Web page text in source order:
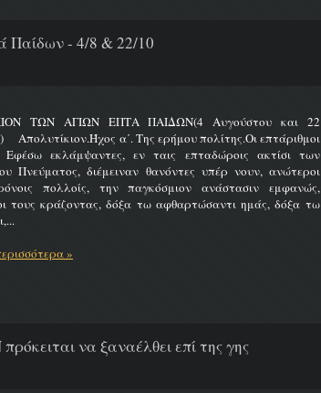
Παίδων - 4/8 & 22/10
ΤΩΝ ΑΓΙΩΝ ΕΠΤΑ ΠΑΙΔΩΝ(4 Αυγούστου και 22
Απολυτίκιον.Ήχος α΄. Της ερήμου πολίτης.Οι επτάριθμοι
Εφέσω εκλάμψαντες, εν ταις επταδώροις ακτίσι των
Πνεύματος, διέμειναν θανόντες υπέρ νουν, ανώτεροι
πολλοίς, την παγκόσμιον ανάστασιν εμφανώς,
τους κράζοντας, δόξα τω αφθαρτώσαντι ημάς, δόξα τω
»
να ξαναέλθει επί της γης